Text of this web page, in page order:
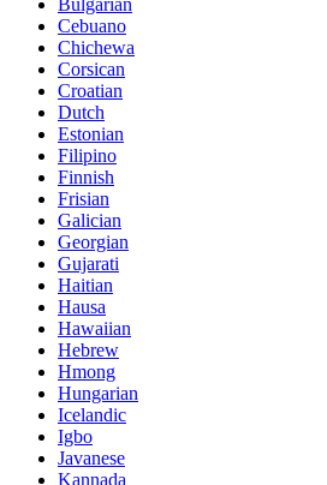
Bulgarian
Cebuano
Chichewa
Corsican
Croatian
Dutch
Estonian
Filipino
Finnish
Frisian
Galician
Georgian
Gujarati
Haitian
Hausa
Hawaiian
Hebrew
Hmong
Hungarian
Icelandic
Igbo
Javanese
Kannada